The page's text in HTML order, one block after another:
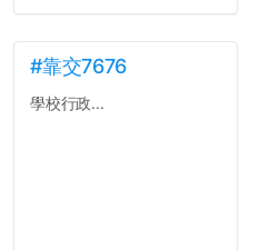
#靠交7676
學校行政...